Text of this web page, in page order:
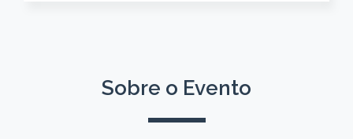
Sobre o Evento